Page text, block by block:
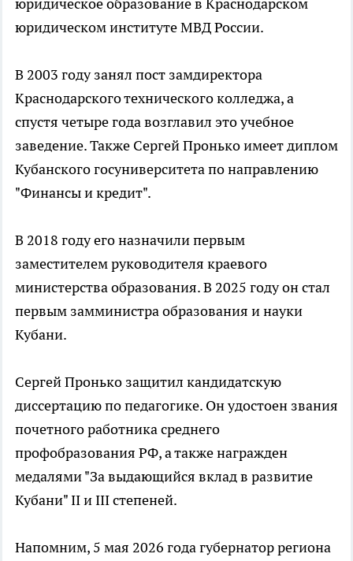
юридическое образование в Краснодарском
юридическом институте МВД России.
В 2003 году занял пост замдиректора
Краснодарского технического колледжа, а
спустя четыре года возглавил это учебное
заведение. Также Сергей Пронько имеет диплом
Кубанского госуниверситета по направлению
"Финансы и кредит".
В 2018 году его назначили первым
заместителем руководителя краевого
министерства образования. В 2025 году он стал
первым замминистра образования и науки
Кубани.
Сергей Пронько защитил кандидатскую
диссертацию по педагогике. Он удостоен звания
почетного работника среднего
профобразования РФ, а также награжден
медалями "За выдающийся вклад в развитие
Кубани" II и III степеней.
Напомним, 5 мая 2026 года губернатор региона